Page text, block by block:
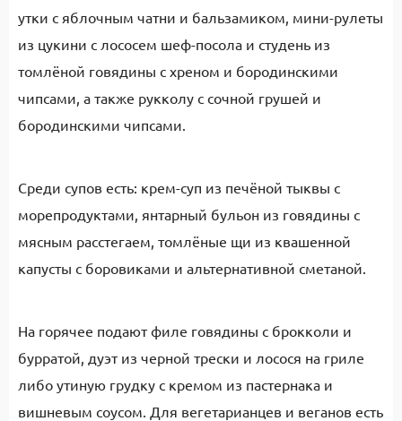
утки с яблочным чатни и бальзамиком, мини-рулеты
из цукини с лососем шеф-посола и студень из
томлёной говядины с хреном и бородинскими
чипсами, а также рукколу с сочной грушей и
бородинскими чипсами.
Среди супов есть: крем-суп из печёной тыквы с
морепродуктами, янтарный бульон из говядины с
мясным расстегаем, томлёные щи из квашенной
капусты с боровиками и альтернативной сметаной.
На горячее подают филе говядины с брокколи и
бурратой, дуэт из черной трески и лосося на гриле
либо утиную грудку с кремом из пастернака и
вишневым соусом. Для вегетарианцев и веганов есть